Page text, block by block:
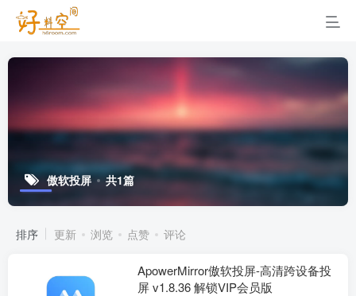
傲软投屏 共1篇
排序 更新 浏览 点赞 评论
ApowerMirror傲软投屏-高清跨设备投
屏 v1.8.36 解锁VIP会员版